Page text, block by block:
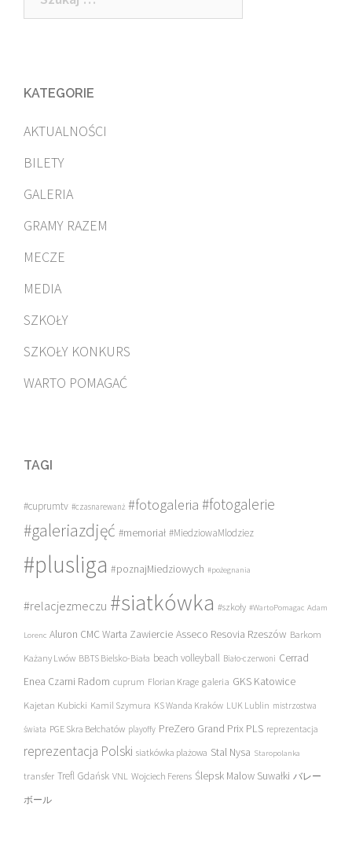
KATEGORIE
AKTUALNOŚCI
BILETY
GALERIA
GRAMY RAZEM
MECZE
MEDIA
SZKOŁY
SZKOŁY KONKURS
WARTO POMAGAĆ
TAGI
#cuprumtv #czasnarewanż #fotogaleria #fotogalerie
#galeriazdjęć #memoriał #MiedziowaMlodziez
#plusliga #poznajMiedziowych #pożegnania
#relacjezmeczu #siatkówka #szkoły #WartoPomagac Adam
Lorenc Aluron CMC Warta Zawiercie Asseco Resovia Rzeszów Barkom
Każany Lwów BBTS Bielsko-Biała beach volleyball Biało-czerwoni Cerrad
Enea Czarni Radom cuprum Florian Krage galeria GKS Katowice
Kajetan Kubicki Kamil Szymura KS Wanda Kraków LUK Lublin mistrzostwa
świata PGE Skra Bełchatów playoffy PreZero Grand Prix PLS reprezentacja
reprezentacja Polski siatkówka plażowa Stal Nysa Staropolanka
transfer Trefl Gdańsk VNL Wojciech Ferens Ślepsk Malow Suwałki バレー
ボール